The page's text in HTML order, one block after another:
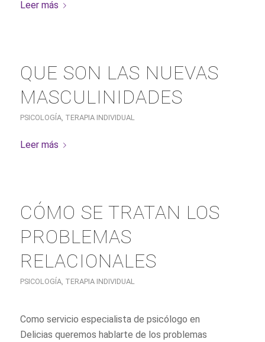
Leer más
QUE SON LAS NUEVAS
MASCULINIDADES
PSICOLOGÍA, TERAPIA INDIVIDUAL
Leer más
CÓMO SE TRATAN LOS
PROBLEMAS
RELACIONALES
PSICOLOGÍA, TERAPIA INDIVIDUAL
Como servicio especialista de psicólogo en
Delicias queremos hablarte de los problemas